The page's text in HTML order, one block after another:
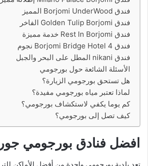
فندق Borjomi UnderWood المميز
فندق Golden Tulip Borjomi الفاخر
فندق Rest In Borjomi خدمة مميزة
فندق Borjomi Bridge Hotel 4 نجوم
فندق nikani المطل على البحر والجبل
الأسئلة الشائعة حول بورجومي
هل تستحق بورجومي الزيارة؟
لماذا تعتبر مياه بورجومي مفيدة؟
كم يوما يكفي لاستكشاف بورجومي؟
كيف تصل إلى بورجومي؟
افضل فنادق بورجومي